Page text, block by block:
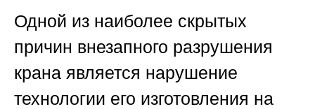
Одной из наиболее скрытых
причин внезапного разрушения
крана является нарушение
технологии его изготовления на